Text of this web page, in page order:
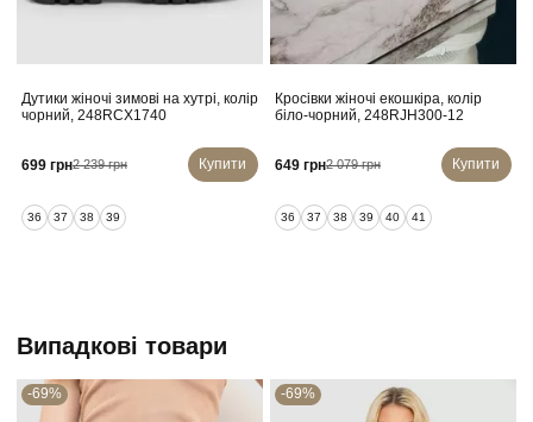
Дутики жіночі зимові на хутрі, колір
чорний, 248RCX1740
699 грн2 239 грн Купити
36 37 38 39
Кросівки жіночі екошкіра, колір
біло-чорний, 248RJH300-12
649 грн2 079 грн Купити
36 37 38 39 40 41
Випадкові товари
-69% -69%